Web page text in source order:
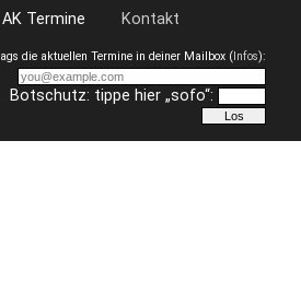
Termine Kontakt
die aktuellen Termine in deiner Mailbox (Infos):
Botschutz: tippe hier „sofo“: